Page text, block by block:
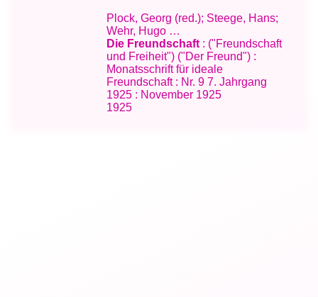
Plock, Georg (red.); Steege, Hans;
Wehr, Hugo …
Die Freundschaft : ("Freundschaft
und Freiheit") ("Der Freund") :
Monatsschrift für ideale
Freundschaft : Nr. 9 7. Jahrgang
1925 : November 1925
1925